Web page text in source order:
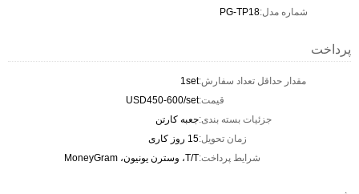
شماره مدل:PG-TP18
پرداخت
مقدار حداقل تعداد سفارش:1set
قیمت:USD450-600/set
جزئیات بسته بندی:جعبه کارتن
زمان تحویل:15 روز کاری
شرایط پرداخت:T/T، وسترن یونیون، MoneyGram